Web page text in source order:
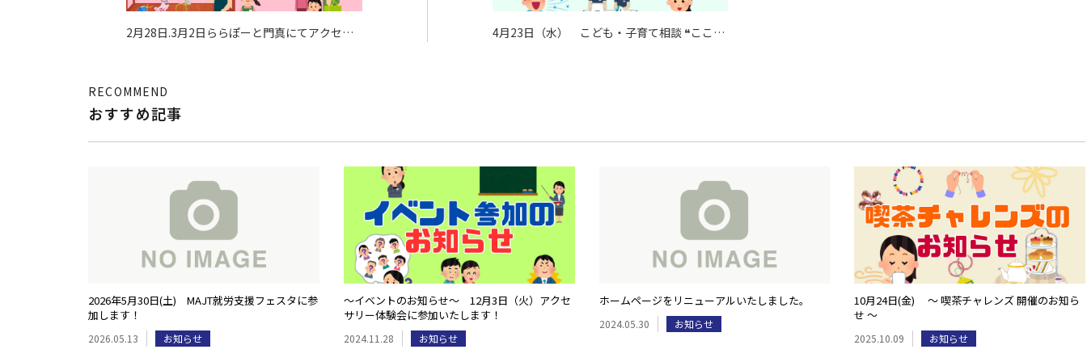
2月28日.3月2日ららぽーと門真にてアクセサ
4月23日（水） こども・子育て相談 ❝ここい
RECOMMEND
おすすめ記事
2026年5月30日(土) MAJT就労支援フェスタに参
加します！
2026.05.13 お知らせ
～イベントのお知らせ～ 12月3日（火）アクセ
サリー体験会に参加いたします！
2024.11.28 お知らせ
ホームページをリニューアルいたしました。
2024.05.30 お知らせ
10月24日(金) ～ 喫茶チャレンズ 開催のお知ら
せ ～
2025.10.09 お知らせ